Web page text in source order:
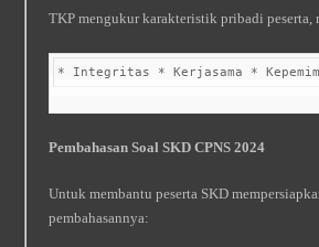
TKP mengukur karakteristik pribadi peserta,
* Integritas * Kerjasama *
Pembahasan Soal SKD CPNS 2024
Untuk membantu peserta SKD
pembahasannya: